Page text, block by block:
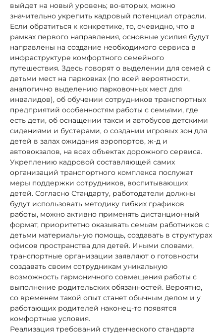
выйдет на новый уровень; во-вторых, можно
значительно укрепить кадровый потенциал отрасли.
Если обратиться к конкретике, то, очевидно, что в
рамках первого направления, основные усилия будут
направлены на создание необходимого сервиса в
инфраструктуре комфортного семейного
путешествия. Здесь говорят о выделении для семей с
детьми мест на парковках (по всей вероятности,
аналогично выделению парковочных мест для
инвалидов), об обучении сотрудников транспортных
предприятий особенностям работы с семьями, где
есть дети, об оснащении такси и автобусов детскими
сидениями и бустерами, о создании игровых зон для
детей в залах ожидания аэропортов, ж-д и
автовокзалов, на всех объектах дорожного сервиса.
Укреплению кадровой составляющей самих
организаций транспортного комплекса послужат
меры поддержки сотрудников, воспитывающих
детей. Согласно Стандарту, работодатели должны
будут использовать методику гибких графиков
работы, можно активно применять дистанционный
формат, приоритетно оказывать семьям работников с
детьми материальную помощь, создавать в структурах
офисов пространства для детей. Иными словами,
транспортные организации заявляют о готовности
создавать своим сотрудникам уникальную
возможность гармоничного совмещения работы с
выполнение родительских обязанностей. Вероятно,
со временем такой опыт станет обычным делом и у
работающих родителей наконец-то появятся
комфортные условия.
Реализация требований студенческого стандарта